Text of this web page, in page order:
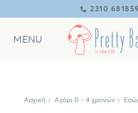
2310 681859
MENU
Αρχική Αγόρι 0 - 4 χρονών